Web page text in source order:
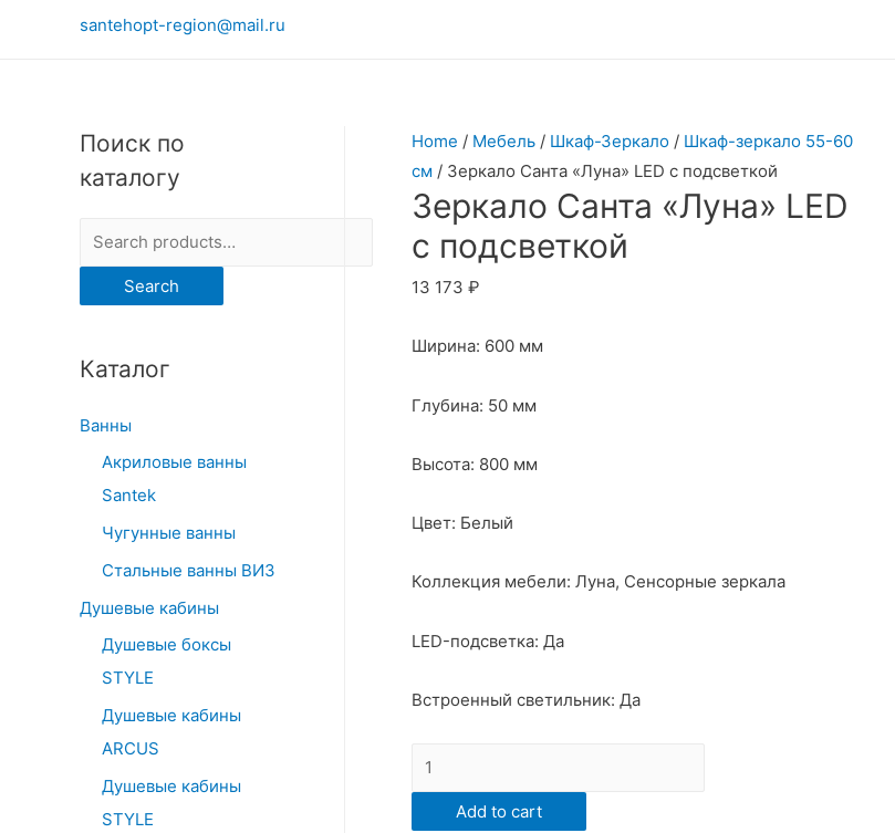
santehopt-region@mail.ru
Поиск по
каталогу
e
a
c
f
Search
Каталог
Ванны
Акриловые ванны
Santek
Чугунные ванны
Стальные ванны ВИЗ
Душевые кабины
Душевые боксы
STYLE
Душевые кабины
ARCUS
Душевые кабины
STYLE
Home / Мебель / Шкаф-Зеркало / Шкаф-зеркало 55-60
см / Зеркало Санта «Луна» LED с подсветкой
Зеркало Санта «Луна» LED
с подсветкой
13 173 ₽
Ширина: 600 мм
Глубина: 50 мм
Высота: 800 мм
Цвет: Белый
Коллекция мебели: Луна, Сенсорные зеркала
LED-подсветка: Да
Встроенный светильник: Да
Зеркало
Санта
"Луна"Add to cart